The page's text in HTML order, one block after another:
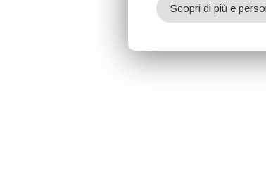
Scopri di più e